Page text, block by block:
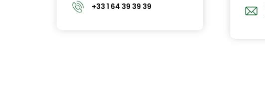
+33 1 64 39 39 39